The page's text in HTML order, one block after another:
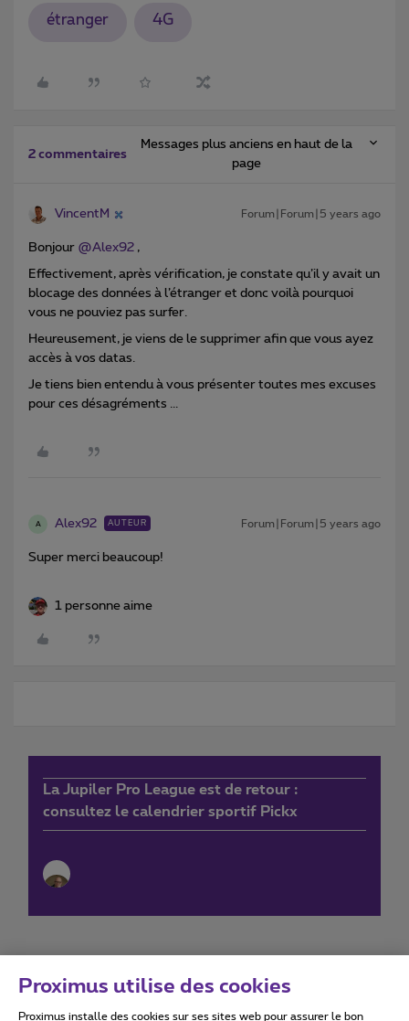
étranger 4G
2 commentaires
Messages plus anciens en haut de la
page
VincentM Forum|Forum|5 years ago
Bonjour @Alex92 ,
Effectivement, après vérification, je constate qu’il y avait un
blocage des données à l’étranger et donc voilà pourquoi
vous ne pouviez pas surfer.
Heureusement, je viens de le supprimer afin que vous ayez
accès à vos datas.
Je tiens bien entendu à vous présenter toutes mes excuses
pour ces désagréments ...
A Alex92 AUTEUR Forum|Forum|5 years ago
Super merci beaucoup!
1 personne aime
La Jupiler Pro League est de retour :
consultez le calendrier sportif Pickx
Proximus utilise des cookies
Proximus installe des cookies sur ses sites web pour assurer le bon